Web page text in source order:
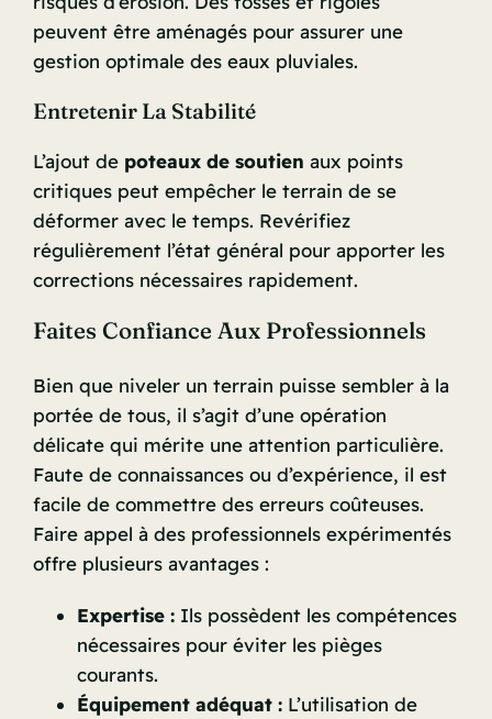
peuvent être aménagés pour assurer une
gestion optimale des eaux pluviales.
Entretenir La Stabilité
L’ajout de poteaux de soutien aux points
critiques peut empêcher le terrain de se
déformer avec le temps. Revérifiez
régulièrement l’état général pour apporter les
corrections nécessaires rapidement.
Faites Confiance Aux Professionnels
Bien que niveler un terrain puisse sembler à la
portée de tous, il s’agit d’une opération
délicate qui mérite une attention particulière.
Faute de connaissances ou d’expérience, il est
facile de commettre des erreurs coûteuses.
Faire appel à des professionnels expérimentés
offre plusieurs avantages :
Expertise :Ils possèdent les compétences
nécessaires pour éviter les pièges
courants.
Équipement adéquat :L’utilisation de